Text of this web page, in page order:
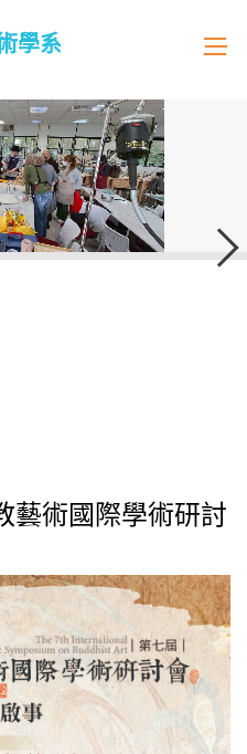
學系
藝術國際學術研討